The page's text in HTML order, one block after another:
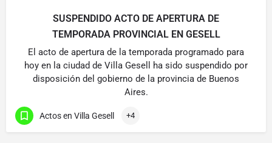
SUSPENDIDO ACTO DE APERTURA DE
TEMPORADA PROVINCIAL EN GESELL
El acto de apertura de la temporada programado para
hoy en la ciudad de Villa Gesell ha sido suspendido por
disposición del gobierno de la provincia de Buenos
Aires.
Actos en Villa Gesell +4